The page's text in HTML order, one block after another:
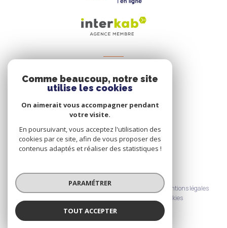
Espace propriétaire
SE CONNECTER
© 2026 | Tous droits réservés
Nos honoraires
Nos partenaires
Mentions légales
Cookies
Comme beaucoup, notre site
utilise les cookies
On aimerait vous accompagner pendant
votre visite.
En poursuivant, vous acceptez l'utilisation des
cookies par ce site, afin de vous proposer des
contenus adaptés et réaliser des statistiques !
PARAMÉTRER
TOUT ACCEPTER